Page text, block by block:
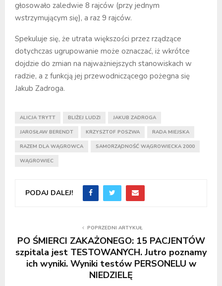
głosowało zaledwie 8 rajców (przy jednym
wstrzymującym się), a raz 9 rajców.
Spekuluje się, że utrata większości przez rządzące
dotychczas ugrupowanie może oznaczać, iż wkrótce
dojdzie do zmian na najważniejszych stanowiskach w
radzie, a z funkcją jej przewodniczącego pożegna się
Jakub Zadroga.
ALICJA TRYTT BLIŻEJ LUDZI JAKUB ZADROGA
JAROSŁAW BERENDT KRZYSZTOF POSZWA RADA MIEJSKA
RAZEM DLA WĄGROWCA SAMORZĄDNOŚĆ WĄGROWIECKA 2000
WĄGROWIEC
PODAJ DALEJ!
POPRZEDNI ARTYKUŁ
PO ŚMIERCI ZAKAŻONEGO: 15 PACJENTÓW
szpitala jest TESTOWANYCH. Jutro poznamy
ich wyniki. Wyniki testów PERSONELU w
NIEDZIELĘ